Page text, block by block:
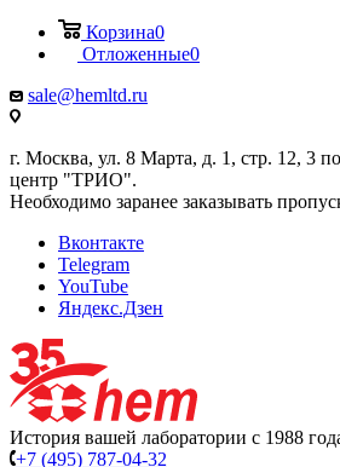
Корзина0
Отложенные0
sale@hemltd.ru
г. Москва, ул. 8 Марта, д. 1, стр. 12, 3
центр "ТРИО".
Необходимо заранее заказывать
Вконтакте
Telegram
YouTube
Яндекс.Дзен
История вашей лаборатории с 1988
+7 (495) 787-04-32